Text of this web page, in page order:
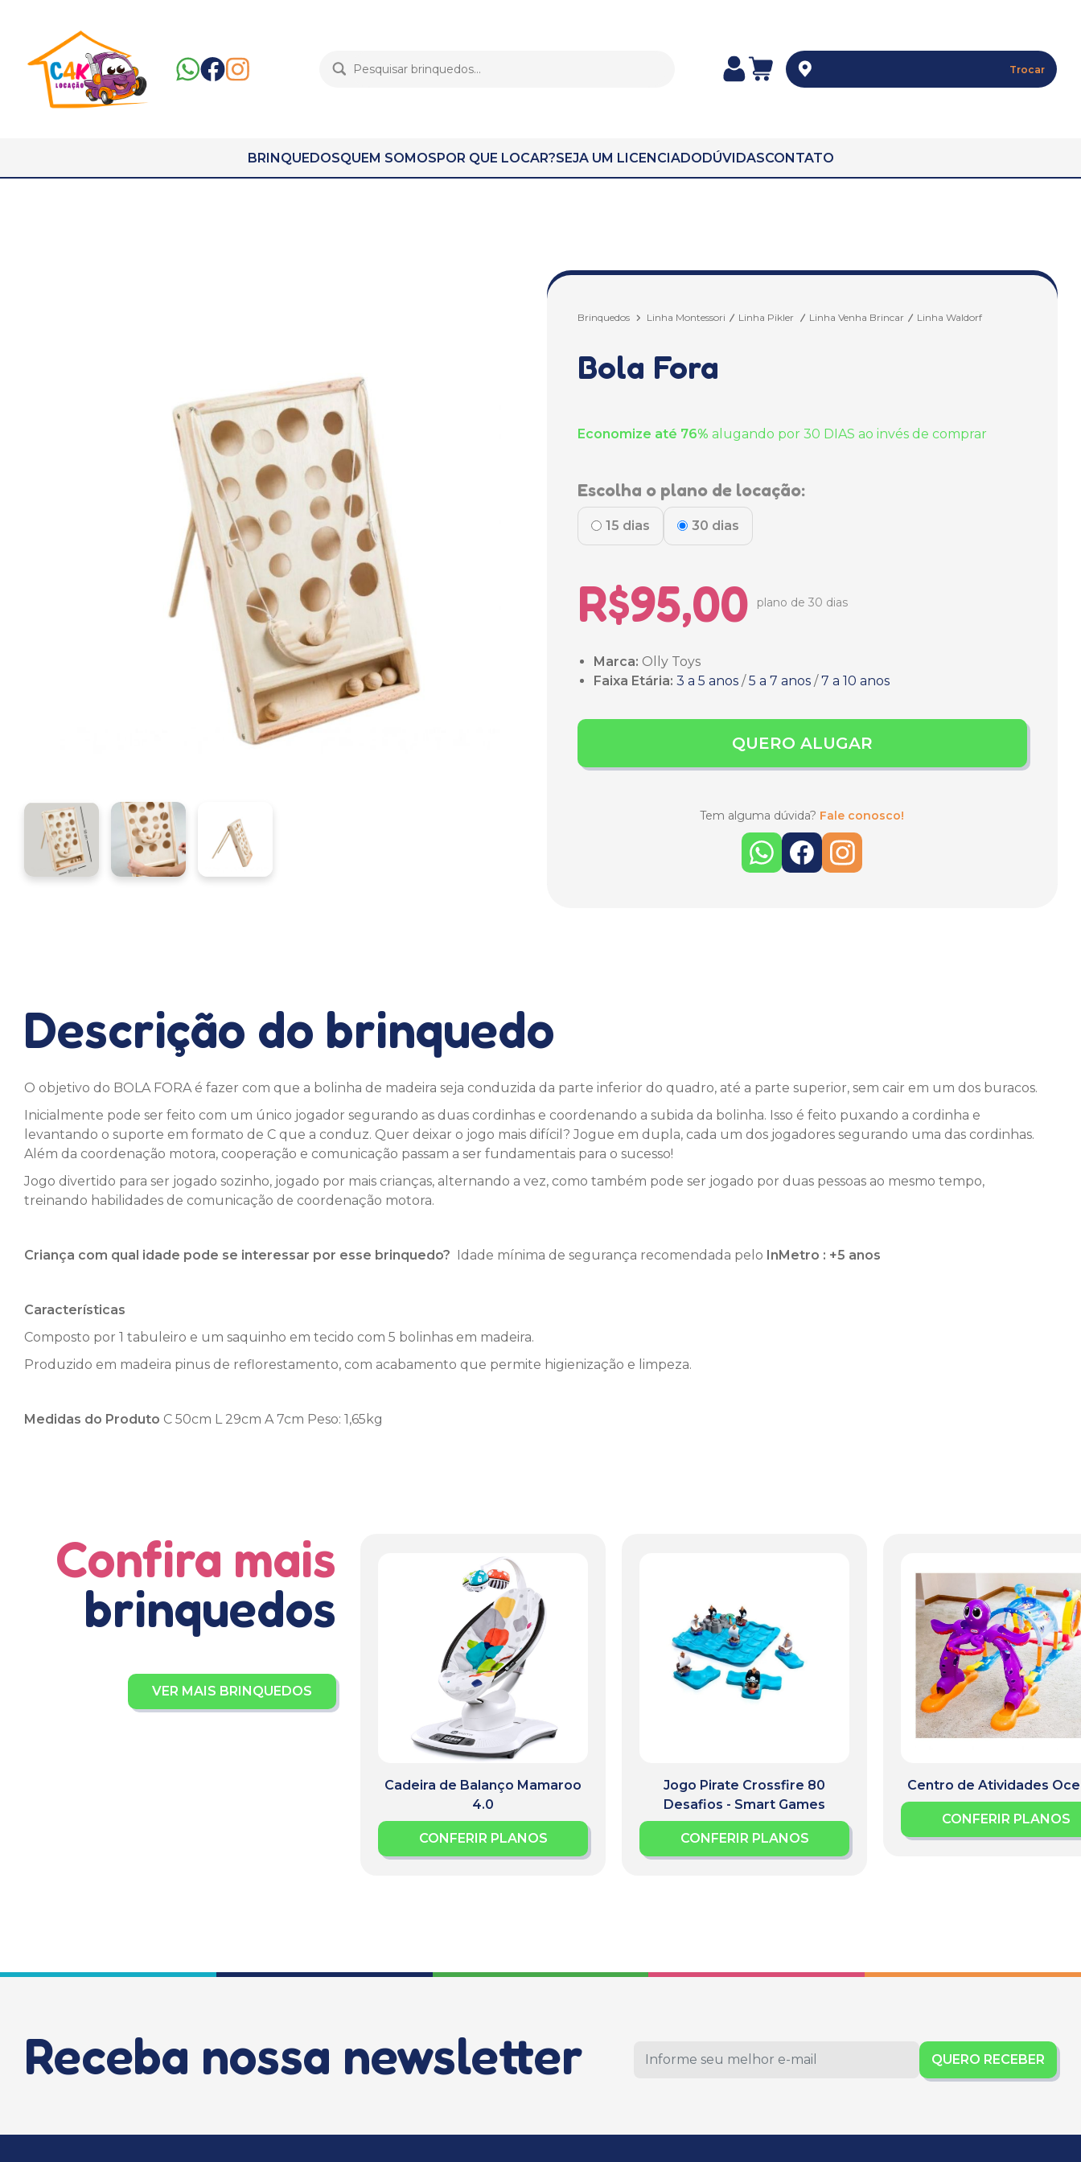
Trocar
BRINQUEDOSQUEM SOMOSPOR QUE LOCAR?SEJA UM LICENCIADODÚVIDASCONTATO
Brinquedos Linha Montessori Linha Pikler Linha Venha Brincar Linha Waldorf
Bola Fora
Economize até 76% alugando por 30 DIAS ao invés de comprar
Escolha o plano de locação:
15 dias 30 dias
R$95,00 plano de 30 dias
Marca: Olly Toys
Faixa Etária: 3 a 5 anos/5 a 7 anos/7 a 10 anos
QUERO ALUGAR
Tem alguma dúvida? Fale conosco!
Descrição do brinquedo
O objetivo do BOLA FORA é fazer com que a bolinha de madeira seja conduzida da parte inferior do quadro, até a parte superior, sem cair em um dos buracos.
Inicialmente pode ser feito com um único jogador segurando as duas cordinhas e coordenando a subida da bolinha. Isso é feito puxando a cordinha e
levantando o suporte em formato de C que a conduz. Quer deixar o jogo mais difícil? Jogue em dupla, cada um dos jogadores segurando uma das cordinhas.
Além da coordenação motora, cooperação e comunicação passam a ser fundamentais para o sucesso!
Jogo divertido para ser jogado sozinho, jogado por mais crianças, alternando a vez, como também pode ser jogado por duas pessoas ao mesmo tempo,
treinando habilidades de comunicação de coordenação motora.
Criança com qual idade pode se interessar por esse brinquedo? Idade mínima de segurança recomendada pelo InMetro : +5 anos
Características
Composto por 1 tabuleiro e um saquinho em tecido com 5 bolinhas em madeira.
Produzido em madeira pinus de reflorestamento, com acabamento que permite higienização e limpeza.
Medidas do Produto C 50cm L 29cm A 7cm Peso: 1,65kg
Confira mais
brinquedos
VER MAIS BRINQUEDOS
Cadeira de Balanço Mamaroo
4.0
CONFERIR PLANOS
Jogo Pirate Crossfire 80
Desafios - Smart Games
CONFERIR PLANOS
Centro de Atividades
CONFERIR PLANOS
Receba nossa newsletter QUERO RECEBER